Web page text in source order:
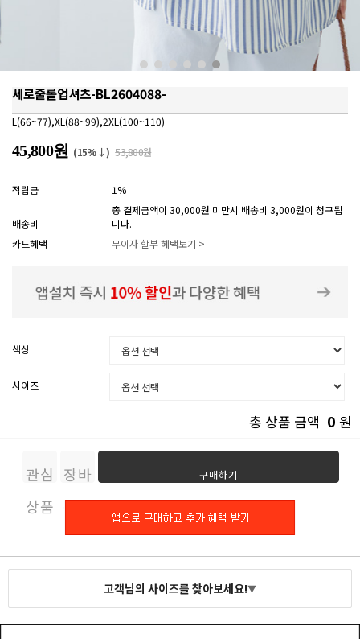
세로줄롤업셔츠-BL2604088-
L(66~77),XL(88~99),2XL(100~110)
45,800원 (15%↓) 53,800원
적립금 1%
배송비
총 결제금액이 30,000원 미만시 배송비 3,000원이 청구됩
니다.
카드혜택
무이자 할부 혜택보기 >
색상
사이즈
총 상품 금액 0 원
관심
상품
장바
구니
구매하기
고객님의 사이즈를 찾아보세요!▼